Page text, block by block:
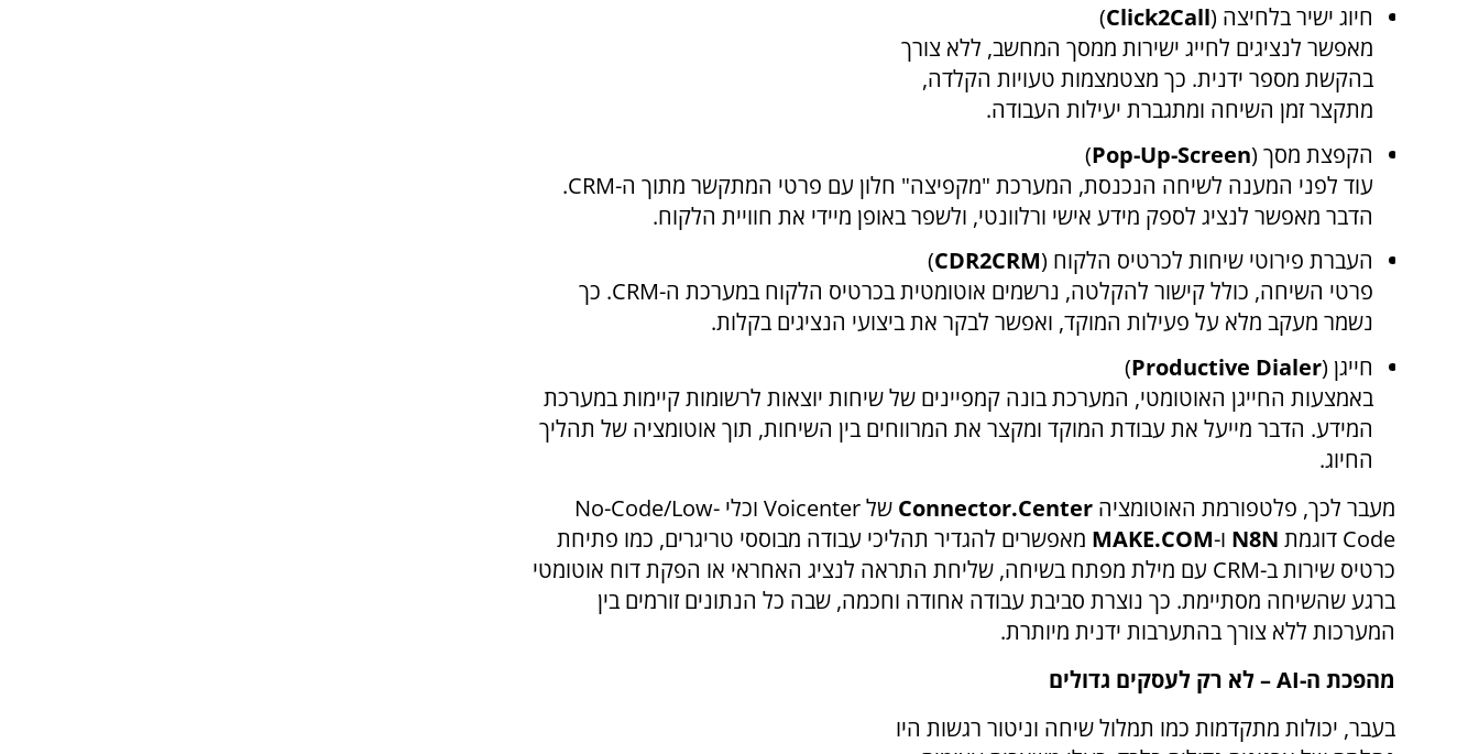
חיוג ישיר בלחיצה (Click2Call
)
מאפשר לנציגים לחייג ישירות ממסך המחשב, ללא צורך
בהקשת מספר ידנית. כך מצטמצמות טעויות הקלדה,
מתקצר זמן השיחה ומתגברת יעילות העבודה.
הקפצת מסך (Pop-Up-Screen
)
עוד לפני המענה לשיחה הנכנסת, המערכת "מקפיצה" חלון עם פרטי המתקשר מתוך ה-CRM
.
הדבר מאפשר לנציג לספק מידע אישי ורלוונטי, ולשפר באופן מיידי את חוויית הלקוח.
העברת פירוטי שיחות לכרטיס הלקוח (CDR2CRM
)
פרטי השיחה, כולל קישור להקלטה, נרשמים אוטומטית בכרטיס הלקוח במערכת ה-CRM. כך
נשמר מעקב מלא על פעילות המוקד, ואפשר לבקר את ביצועי הנציגים בקלות.
חייגן (Productive Dialer
)
באמצעות החייגן האוטומטי, המערכת בונה קמפיינים של שיחות יוצאות לרשומות קיימות במערכת
המידע. הדבר מייעל את עבודת המוקד ומקצר את המרווחים בין השיחות, תוך אוטומציה של תהליך
החיוג.
מעבר לכך, פלטפורמת האוטומציה Connector.Center שלVoicenter וכלי No-Code/Low-
Code דוגמת N8N ו-MAKE.COM מאפשרים להגדיר תהליכי עבודה מבוססי טריגרים, כמו פתיחת
כרטיס שירות ב-CRM עם מילת מפתח בשיחה, שליחת התראה לנציג האחראי או הפקת דוח אוטומטי
ברגע שהשיחה מסתיימת. כך נוצרת סביבת עבודה אחודה וחכמה, שבה כל הנתונים זורמים בין
המערכות ללא צורך בהתערבות ידנית מיותרת.
מהפכת ה-AI– לא רק לעסקים גדולים
בעבר, יכולות מתקדמות כמו תמלול שיחה וניטור רגשות היו